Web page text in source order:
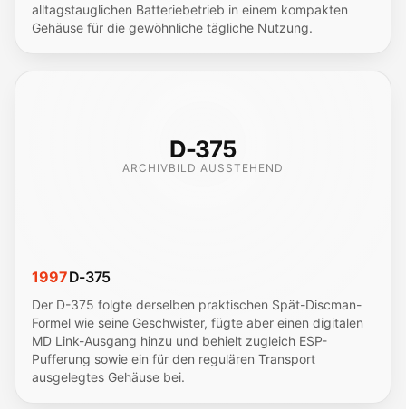
alltagstauglichen Batteriebetrieb in einem kompakten
Gehäuse für die gewöhnliche tägliche Nutzung.
D-375
ARCHIVBILD AUSSTEHEND
1997D-375
Der D-375 folgte derselben praktischen Spät-Discman-
Formel wie seine Geschwister, fügte aber einen digitalen
MD Link-Ausgang hinzu und behielt zugleich ESP-
Pufferung sowie ein für den regulären Transport
ausgelegtes Gehäuse bei.